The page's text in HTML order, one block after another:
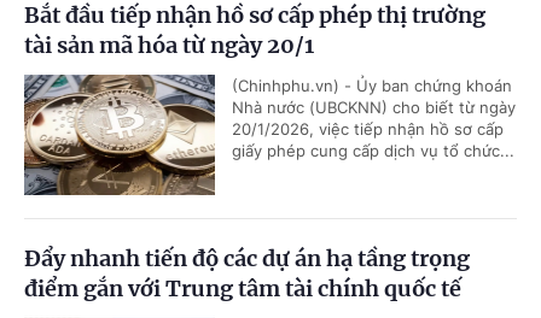
Bắt đầu tiếp nhận hồ sơ cấp phép thị trường
tài sản mã hóa từ ngày 20/1
(Chinhphu.vn) - Ủy ban chứng khoán
Nhà nước (UBCKNN) cho biết từ ngày
20/1/2026, việc tiếp nhận hồ sơ cấp
giấy phép cung cấp dịch vụ tổ chức...
Đẩy nhanh tiến độ các dự án hạ tầng trọng
điểm gắn với Trung tâm tài chính quốc tế